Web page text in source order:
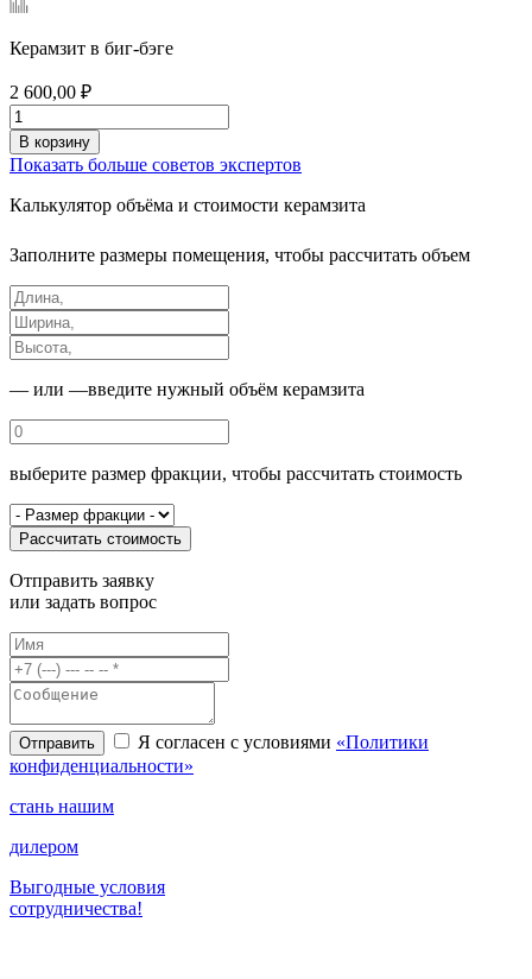
Керамзит в биг-бэге
2 600,00 ₽
В корзину
Показать больше советов экспертов
Калькулятор объёма и стоимости керамзита
Заполните размеры помещения, чтобы рассчитать объем
— или —введите нужный объём керамзита
выберите размер фракции, чтобы рассчитать стоимость
Рассчитать стоимость
Отправить заявку
или задать вопрос
Я согласен с условиями «Политики
конфиденциальности»
стань нашим
дилером
Выгодные условия
сотрудничества!